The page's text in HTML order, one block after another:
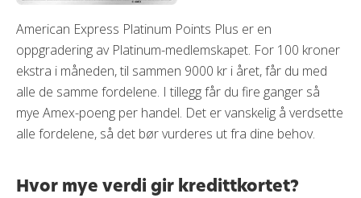
American Express Platinum Points Plus er en
oppgradering av Platinum-medlemskapet. For 100 kroner
ekstra i måneden, til sammen 9000 kr i året, får du med
alle de samme fordelene. I tillegg får du fire ganger så
mye Amex-poeng per handel. Det er vanskelig å verdsette
alle fordelene, så det bør vurderes ut fra dine behov.
Hvor mye verdi gir kredittkortet?